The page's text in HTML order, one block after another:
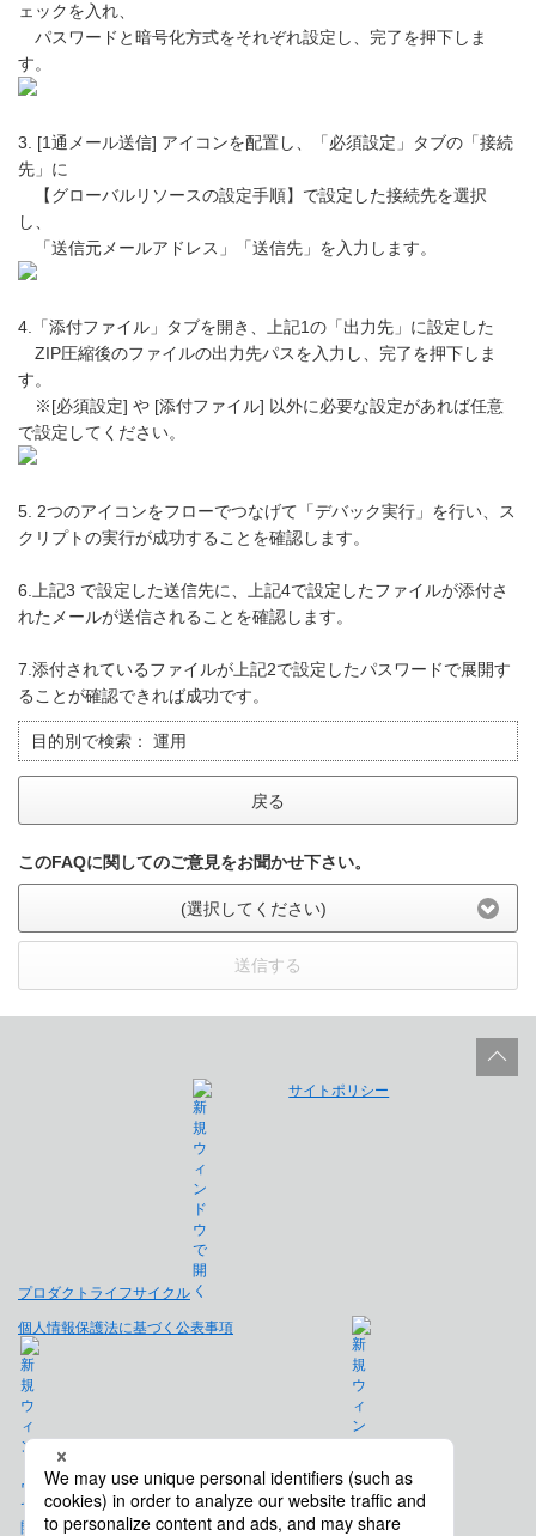
ェックを入れ、
パスワードと暗号化方式をそれぞれ設定し、完了を押下しま
す。
3. [1通メール送信] アイコンを配置し、「必須設定」タブの「接続
先」に
【グローバルリソースの設定手順】で設定した接続先を選択
し、
「送信元メールアドレス」「送信先」を入力します。
4.「添付ファイル」タブを開き、上記1の「出力先」に設定した
ZIP圧縮後のファイルの出力先パスを入力し、完了を押下しま
す。
※[必須設定] や [添付ファイル] 以外に必要な設定があれば任意
で設定してください。
5. 2つのアイコンをフローでつなげて「デバック実行」を行い、ス
クリプトの実行が成功することを確認します。
6.上記3 で設定した送信先に、上記4で設定したファイルが添付さ
れたメールが送信されることを確認します。
7.添付されているファイルが上記2で設定したパスワードで展開す
ることが確認できれば成功です。
目的別で検索： 運用
戻る
このFAQに関してのご意見をお聞かせ下さい。
(選択してください)
送信する
プロダクトライフサイクル
サイトポリシー
個人情報保護法に基づく公表事項
免責事項